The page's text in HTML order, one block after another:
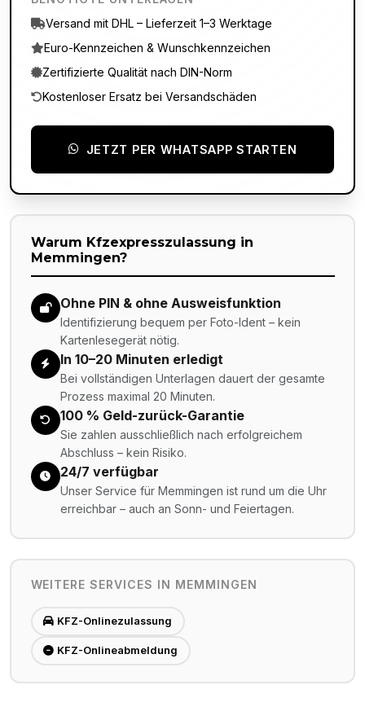
Versand mit DHL – Lieferzeit 1–3 Werktage
Euro-Kennzeichen & Wunschkennzeichen
Zertifizierte Qualität nach DIN-Norm
Kostenloser Ersatz bei Versandschäden
JETZT PER WHATSAPP STARTEN
Warum Kfzexpresszulassung in
Memmingen?
Ohne PIN & ohne Ausweisfunktion
Identifizierung bequem per Foto-Ident – kein
Kartenlesegerät nötig.
In 10–20 Minuten erledigt
Bei vollständigen Unterlagen dauert der gesamte
Prozess maximal 20 Minuten.
100 % Geld-zurück-Garantie
Sie zahlen ausschließlich nach erfolgreichem
Abschluss – kein Risiko.
24/7 verfügbar
Unser Service für Memmingen ist rund um die Uhr
erreichbar – auch an Sonn- und Feiertagen.
WEITERE SERVICES IN MEMMINGEN
KFZ-Onlinezulassung
KFZ-Onlineabmeldung